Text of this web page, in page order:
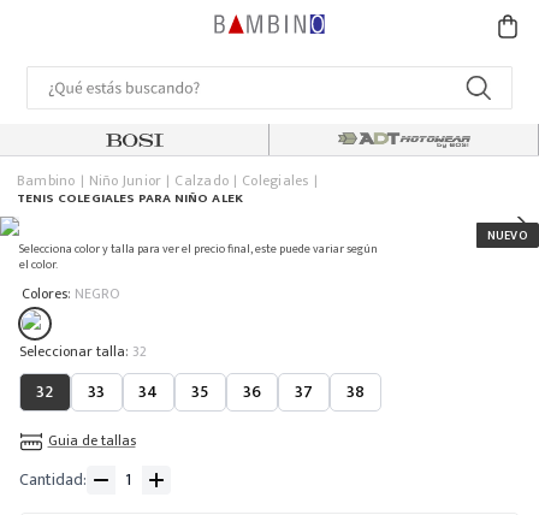
Bambino Niño Junior Calzado Colegiales
TENIS COLEGIALES PARA NIÑO ALEK
Selecciona color y talla para ver el precio final, este puede variar según
el color.
Colores: NEGRO
: 32
32 33 34 35 36 37 38
Guia de tallas
Cantidad